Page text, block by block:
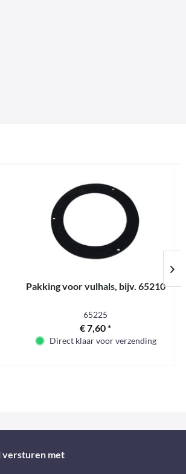
Pakking voor vulhals, bijv. 65210
65225
€ 7,60 *
Direct klaar voor verzending
versturen met